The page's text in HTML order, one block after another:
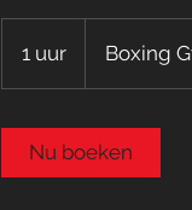
1 uur
u
Boxing
Nu boeken